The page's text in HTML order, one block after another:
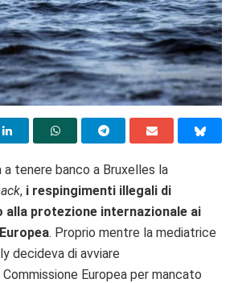
a tenere banco a Bruxelles la
, i respingimenti illegali di
protezione internazionale ai
. Proprio mentre la mediatrice
decideva di avviare
Europea per mancato